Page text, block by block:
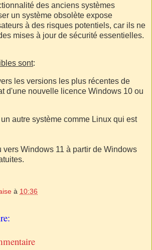
des anciens systèmes
un système obsolète expose
à des risques potentiels, car ils ne
mises à jour de sécurité essentielles.
sont:
les versions les plus récentes de
d'une nouvelle licence Windows 10 ou
autre système comme Linux qui est
vers Windows 11 à partir de Windows
à 10:36